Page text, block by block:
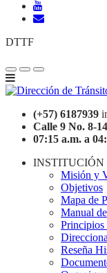
DTTF
(+57) 6187939
Calle 9 No. 8-14
07:15 a.m. a
INSTITUCIÓN
Misión y
Objetivos
Mapa de
Manual
Principios
Reseña